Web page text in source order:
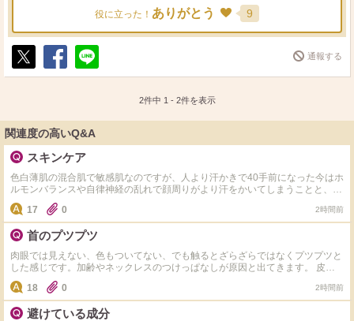
貧乏なのでクリームを厚めに塗る程度しかできませんでし
たが、目元だけはアイクリームにした方がいいかもしれな
いです。
最初の1週間で、目元だけしわしわになったので。
ざらつきがっ！（でも鼻はきれいなの！不思議！！）
それと、クリームがなじむのを待たないといけないので、
朝のメイクが少し時間掛かりました。
オチとして。
意外といいかも！と思った数日後、体調を崩しトイレに行
くのもやっとだった10日間で、ろくに顔も洗えずクリーム
もおざなり過ぎたので、テカテカざらっざらの顔に戻りま
した。
このざらざらが嫌で、結局、ピーリングとかして、テカリ
と乾燥毛穴を引き戻しバカだなって今少し思っています。
のお手入れでも十分みたいです。
肌のターンオーバーを正常に戻すために、角栓が目立った
りかさぶたができたりリスクもありますが肌本来の力を取
なにより、以前よりすごく肌を観察しているので自分の肌
の状態がよく分かるようになりました。
「角質培養」ってキーワードで検索してみると役立つ情報
が手に入ると思います。
役に立った！ ありがとう 9
ポ
シ
送
通報する
2件中 1 - 2件を表示
関連度の高いQ&A
スキンケア
色白薄肌の混合肌で敏感肌なのですが、人より汗かきで40手前になった今はホ
ルモンバランスや自律神経の乱れで顔周りがより汗をかいてしまうことと、毎
日のエアコンで内側が乾いている感じがします。同じような方いましたらどの
ようなスキンケアをしているか教えて下さい。今はちふれの水色のパッケージ
の美白タイプの化粧水とヒト型セラミドのクリームでスキンケアしてます。か
なり敏感肌でキュレルやdプロやノブやミノンなど有名な敏感肌用のスキンケ
アは色々使ってみましたが肌荒れが起きてしまい合わなかった為なかなか新し
い物にチャレンジする勇気が出ないです。
17 0 2時間前
首のプツプツ
肉眼では見えない、色もついてない、でも触るとざらざらではなくプツプツと
した感じです。加齢やネックレスのつけっぱなしが原因と出てきます。 皮膚
科へ行こうと思っていますが、同じような方、市販ではどのようなケアをして
いるか教えてください。 わたしはいまのところ化粧水(クレド)とクリーム(ア
ンブリオリス)＋朝なら日焼け止めという感じにしていて特別なケアはしてい
ないため、プツプツ特化？のケアがあれば教えてください。
18 0 2時間前
避けている成分